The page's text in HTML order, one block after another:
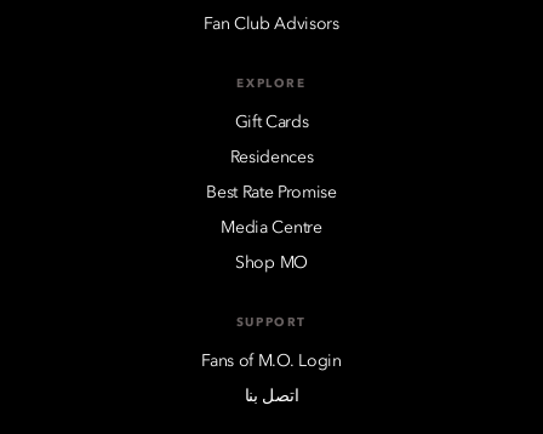
Fan Club Advisors
EXPLORE
Gift Cards
Residences
Best Rate Promise
Media Centre
Shop MO
SUPPORT
Fans of M.O. Login
اتصل بنا